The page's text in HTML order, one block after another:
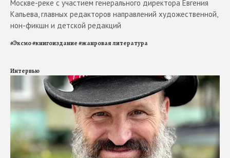
Москве-реке с участием генерального директора Евгения
Капьева, главных редакторов направлений художественной,
нон-фикшн и детской редакций
#Эксмо#книгоиздание#жанровая литература
Интервью